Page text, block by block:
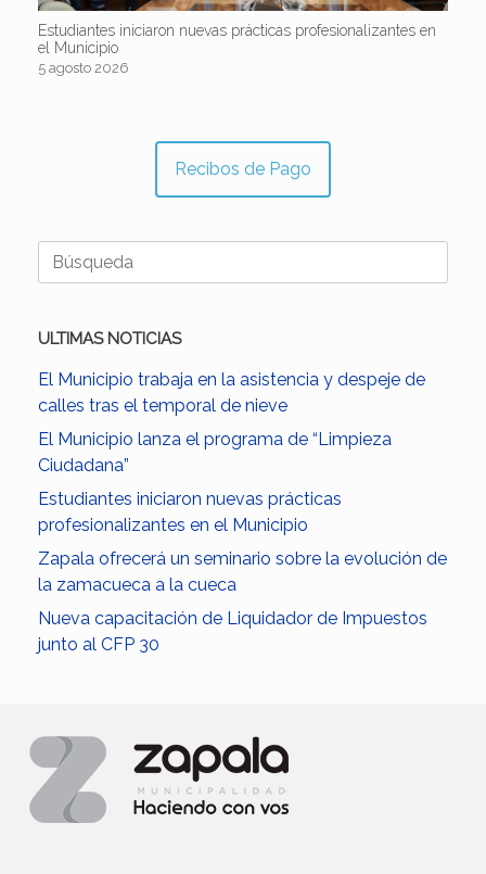
Estudiantes iniciaron nuevas prácticas profesionalizantes en
el Municipio
5 agosto 2026
Recibos de Pago
Buscar:
ULTIMAS NOTICIAS
El Municipio trabaja en la asistencia y despeje de
calles tras el temporal de nieve
El Municipio lanza el programa de “Limpieza
Ciudadana”
Estudiantes iniciaron nuevas prácticas
profesionalizantes en el Municipio
Zapala ofrecerá un seminario sobre la evolución de
la zamacueca a la cueca
Nueva capacitación de Liquidador de Impuestos
junto al CFP 30